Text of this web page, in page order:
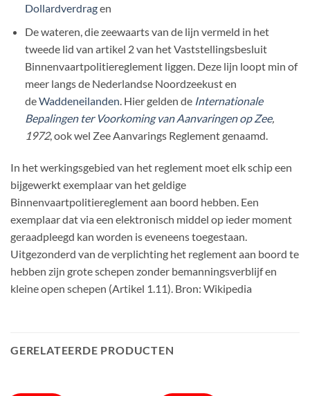
Dollardverdragen
De wateren, die zeewaarts van de lijn vermeld in het
tweede lid van artikel 2 van het Vaststellingsbesluit
Binnenvaartpolitiereglement liggen. Deze lijn loopt min of
meer langs de Nederlandse Noordzeekust en
deWaddeneilanden. Hier gelden de Internationale
Bepalingen ter Voorkoming van Aanvaringen op Zee,
1972, ook wel Zee Aanvarings Reglement genaamd.
In het werkingsgebied van het reglement moet elk schip een
bijgewerkt exemplaar van het geldige
Binnenvaartpolitiereglement aan boord hebben. Een
exemplaar dat via een elektronisch middel op ieder moment
geraadpleegd kan worden is eveneens toegestaan.
Uitgezonderd van de verplichting het reglement aan boord te
hebben zijn grote schepen zonder bemanningsverblijf en
kleine open schepen (Artikel 1.11). Bron: Wikipedia
GERELATEERDE PRODUCTEN